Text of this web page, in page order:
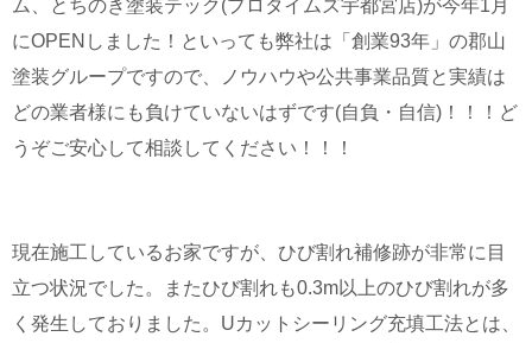
ム、とちのき塗装テック(プロタイムズ宇都宮店)が今年1月
にOPENしました！といっても弊社は「創業93年」の郡山
塗装グループですので、ノウハウや公共事業品質と実績は
どの業者様にも負けていないはずです(自負・自信)！！！ど
うぞご安心して相談してください！！！
現在施工しているお家ですが、ひび割れ補修跡が非常に目
立つ状況でした。またひび割れも0.3m以上のひび割れが多
く発生しておりました。Uカットシーリング充填工法とは、